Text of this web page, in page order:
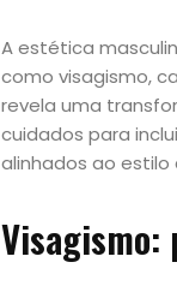
A estética
como visagismo,
revela uma
cuidados para
alinhados ao estilo
Visagismo: